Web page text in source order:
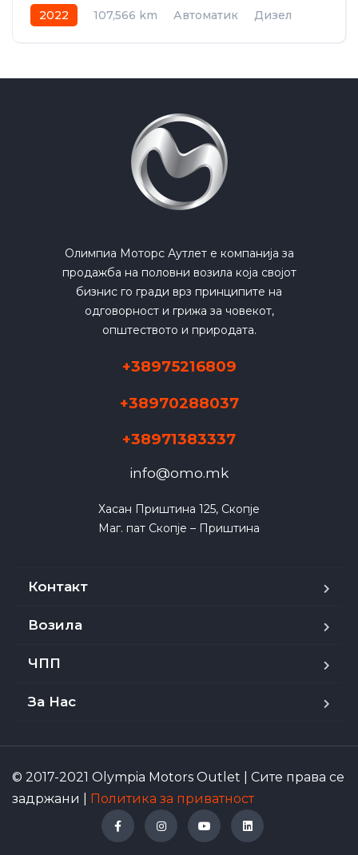
2022 107,566 km Автоматик
Дизел
Олимпиа Моторс Аутлет е компанија за
продажба на половни возила која својот
бизнис го гради врз принципите на
одговорност и грижа за човекот,
општеството и природата.
+38975216809
+38970288037
+38971383337
info@omo.mk
Хасан Приштина 125, Скопје
Маг. пат Скопје – Приштина
Контакт
Возила
ЧПП
За Нас
© 2017-2021 Olympia Motors Outlet | Сите права се
задржани | Политика за приватност